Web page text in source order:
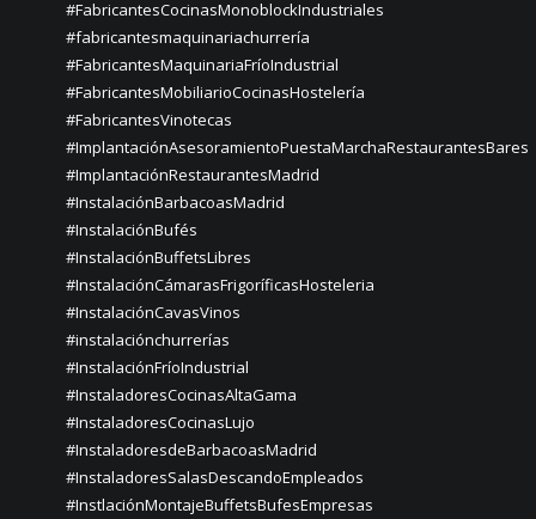
#FabricantesCocinasMonoblockIndustriales
#fabricantesmaquinariachurrería
#FabricantesMaquinariaFríoIndustrial
#FabricantesMobiliarioCocinasHostelería
#FabricantesVinotecas
#ImplantaciónAsesoramientoPuestaMarchaRestaurantesBares
#ImplantaciónRestaurantesMadrid
#InstalaciónBarbacoasMadrid
#InstalaciónBufés
#InstalaciónBuffetsLibres
#InstalaciónCámarasFrigoríficasHosteleria
#InstalaciónCavasVinos
#instalaciónchurrerías
#InstalaciónFríoIndustrial
#InstaladoresCocinasAltaGama
#InstaladoresCocinasLujo
#InstaladoresdeBarbacoasMadrid
#InstaladoresSalasDescandoEmpleados
#InstlaciónMontajeBuffetsBufesEmpresas